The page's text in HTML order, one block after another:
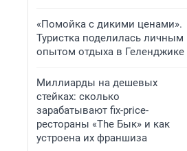
«Помойка с дикими ценами».
Туристка поделилась личным
опытом отдыха в Геленджике
Миллиарды на дешевых
стейках: сколько
зарабатывают fix-price-
рестораны «The Бык» и как
устроена их франшиза